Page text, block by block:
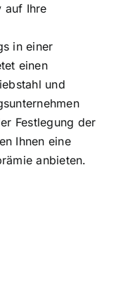
auf Ihre
in einer
einen
und
Festlegung der
Ihnen eine
anbieten.